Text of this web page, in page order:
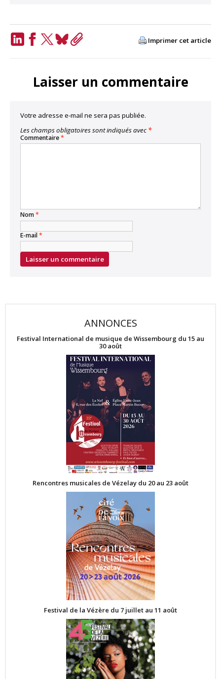
Imprimer cet article
Laisser un commentaire
Votre adresse e-mail ne sera pas publiée.
Les champs obligatoires sont indiqués avec *
Commentaire*
Nom*
E-mail*
ANNONCES
Festival International de musique de Wissembourg du 15 au
30 août
Rencontres musicales de Vézelay du 20 au 23 août
Festival de la Vézère du 7 juillet au 11 août